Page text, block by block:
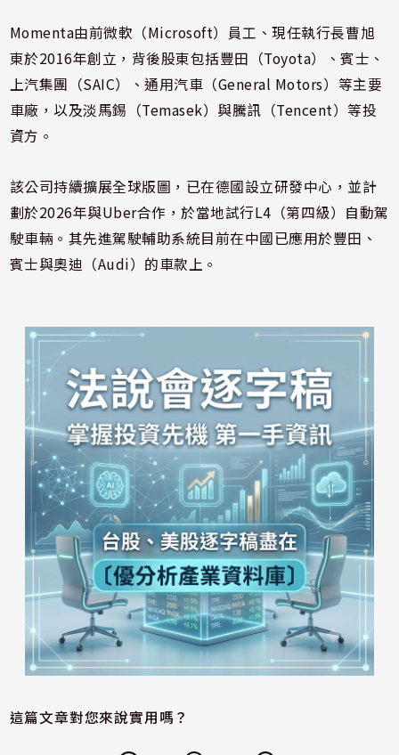
Momenta由前微軟（Microsoft）員工、現任執行長曹旭
東於2016年創立，背後股東包括豐田（Toyota）、賓士、
上汽集團（SAIC）、通用汽車（General Motors）等主要
車廠，以及淡馬錫（Temasek）與騰訊（Tencent）等投
資方。
該公司持續擴展全球版圖，已在德國設立研發中心，並計
劃於2026年與Uber合作，於當地試行L4（第四級）自動駕
駛車輛。其先進駕駛輔助系統目前在中國已應用於豐田、
賓士與奧迪（Audi）的車款上。
這篇文章對您來說實用嗎？